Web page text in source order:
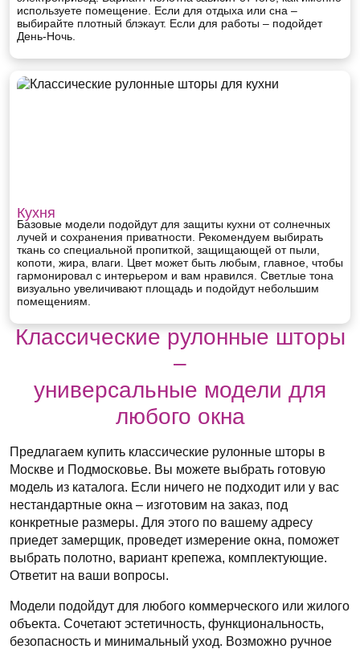
используете помещение. Если для отдыха или сна –
выбирайте плотный блэкаут. Если для работы – подойдет
День-Ночь.
Кухня
Базовые модели подойдут для защиты кухни от солнечных
лучей и сохранения приватности. Рекомендуем выбирать
ткань со специальной пропиткой, защищающей от пыли,
копоти, жира, влаги. Цвет может быть любым, главное, чтобы
гармонировал с интерьером и вам нравился. Светлые тона
визуально увеличивают площадь и подойдут небольшим
помещениям.
Классические рулонные шторы
–
универсальные модели для
любого окна
Предлагаем купить классические рулонные шторы в
Москве и Подмосковье. Вы можете выбрать готовую
модель из каталога. Если ничего не подходит или у вас
нестандартные окна – изготовим на заказ, под
конкретные размеры. Для этого по вашему адресу
приедет замерщик, проведет измерение окна, поможет
выбрать полотно, вариант крепежа, комплектующие.
Ответит на ваши вопросы.
Модели подойдут для любого коммерческого или жилого
объекта. Сочетают эстетичность, функциональность,
безопасность и минимальный уход. Возможно ручное